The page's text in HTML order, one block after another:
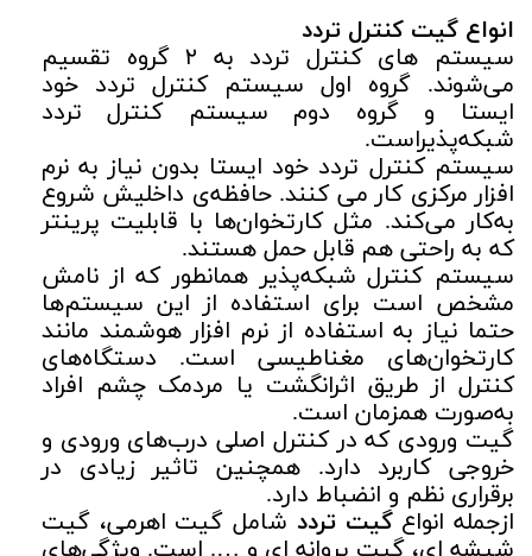
انواع گیت کنترل تردد
سیستم های کنترل تردد به ۲ گروه تقسیم
می‌شوند. گروه اول سیستم کنترل تردد خود
ایستا و گروه دوم سیستم کنترل تردد
شبکه‌پذیراست.
سیستم کنترل تردد خود ایستا بدون نیاز به نرم
افزار مرکزی کار می کنند. حافظه‌ی داخلیش شروع
به‌کار می‌کند. مثل کارتخوان‌ها با قابلیت پرینتر
که به راحتی هم قابل حمل هستند.
سیستم کنترل شبکه‌پذیر همانطور که از نامش
مشخص است برای استفاده از این سیستم‌ها
حتما نیاز به استفاده از نرم افزار هوشمند مانند
کارتخوان‌های مغناطیسی است. دستگاه‌های
کنترل از طریق اثرانگشت یا مردمک چشم افراد
به‌صورت همزمان است.
گیت ورودی که در کنترل اصلی درب‌های ورودی و
خروجی کاربرد دارد. همچنین تاثیر زیادی در
برقراری نظم و انضباط دارد.
ازجمله انواعگیت تردد شامل گیت اهرمی، گیت